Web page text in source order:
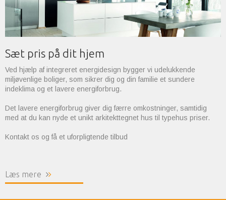
Sæt pris på dit hjem
Ved hjælp af integreret energidesign bygger vi udelukkende
miljøvenlige boliger, som sikrer dig og din familie et sundere
indeklima og et lavere energiforbrug.
Det lavere energiforbrug giver dig færre omkostninger, samtidig
med at du kan nyde et unikt arkitekttegnet hus til typehus priser.
Kontakt os og få et uforpligtende tilbud
Læs mere